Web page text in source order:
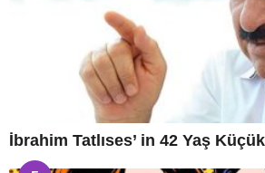
İbrahim Tatlıses’ in 42 Yaş